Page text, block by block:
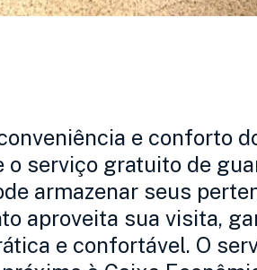
e conforto
o serviço gratuito de
armazenar seus
aproveita sua visita,
e confortável. O